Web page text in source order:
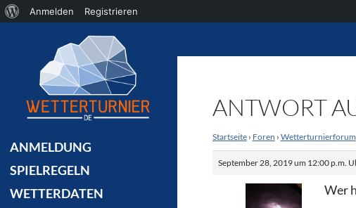
ANTWORT
Startseite › Foren › Wetterturnierforum
September 28, 2019 um 12:00 p.m.
Wer
ANMELDUNG
SPIELREGELN
WETTERDATEN
Über
Anmelden Registrieren